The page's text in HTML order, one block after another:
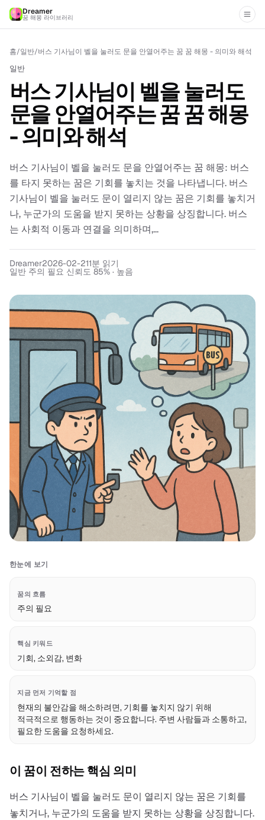
Dreamer
꿈 해몽 라이브러리
홈/일반/버스 기사님이 벨을 눌러도 문을 안열어주는 꿈 꿈 해몽 - 의미와 해석
일반
버스 기사님이 벨을 눌러도
문을 안열어주는 꿈 꿈 해몽
- 의미와 해석
버스 기사님이 벨을 눌러도 문을 안열어주는 꿈 해몽: 버스
를 타지 못하는 꿈은 기회를 놓치는 것을 나타냅니다. 버스
기사님이 벨을 눌러도 문이 열리지 않는 꿈은 기회를 놓치거
나, 누군가의 도움을 받지 못하는 상황을 상징합니다. 버스
는 사회적 이동과 연결을 의미하며,...
Dreamer2026-02-211분 읽기
일반 주의 필요 신뢰도 85% · 높음
한눈에 보기
꿈의 흐름
주의 필요
핵심 키워드
기회, 소외감, 변화
지금 먼저 기억할 점
현재의 불안감을 해소하려면, 기회를 놓치지 않기 위해
적극적으로 행동하는 것이 중요합니다. 주변 사람들과 소통하고,
필요한 도움을 요청하세요.
이 꿈이 전하는 핵심 의미
버스 기사님이 벨을 눌러도 문이 열리지 않는 꿈은 기회를
놓치거나, 누군가의 도움을 받지 못하는 상황을 상징합니다.